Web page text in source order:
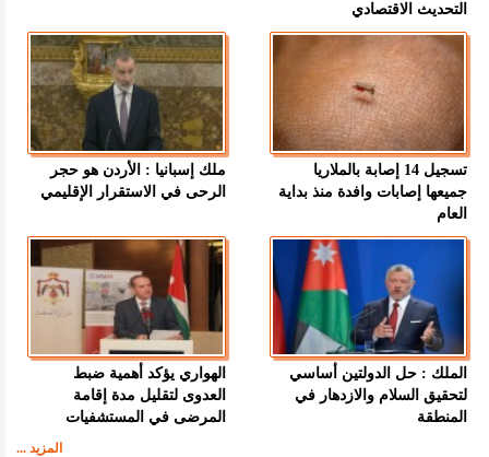
التحديث الاقتصادي
تسجيل 14 إصابة بالملاريا
جميعها إصابات وافدة منذ بداية
العام
ملك إسبانيا : الأردن هو حجر
الرحى في الاستقرار الإقليمي
الملك : حل الدولتين أساسي
لتحقيق السلام والازدهار في
المنطقة
الهواري يؤكد أهمية ضبط
العدوى لتقليل مدة إقامة
المرضى في المستشفيات
المزيد ...